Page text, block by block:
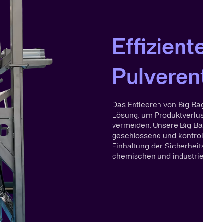
Das Entleeren von Big
Lösung, um
vermeiden. Unsere Big
geschlossene und
Einhaltung der
chemischen und